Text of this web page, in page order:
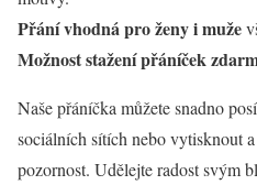
Přání vhodná pro ženy i muže
Možnost stažení přáníček
Naše přáníčka můžete snadno
sociálních sítích nebo vytisknout
pozornost. Udělejte radost svým